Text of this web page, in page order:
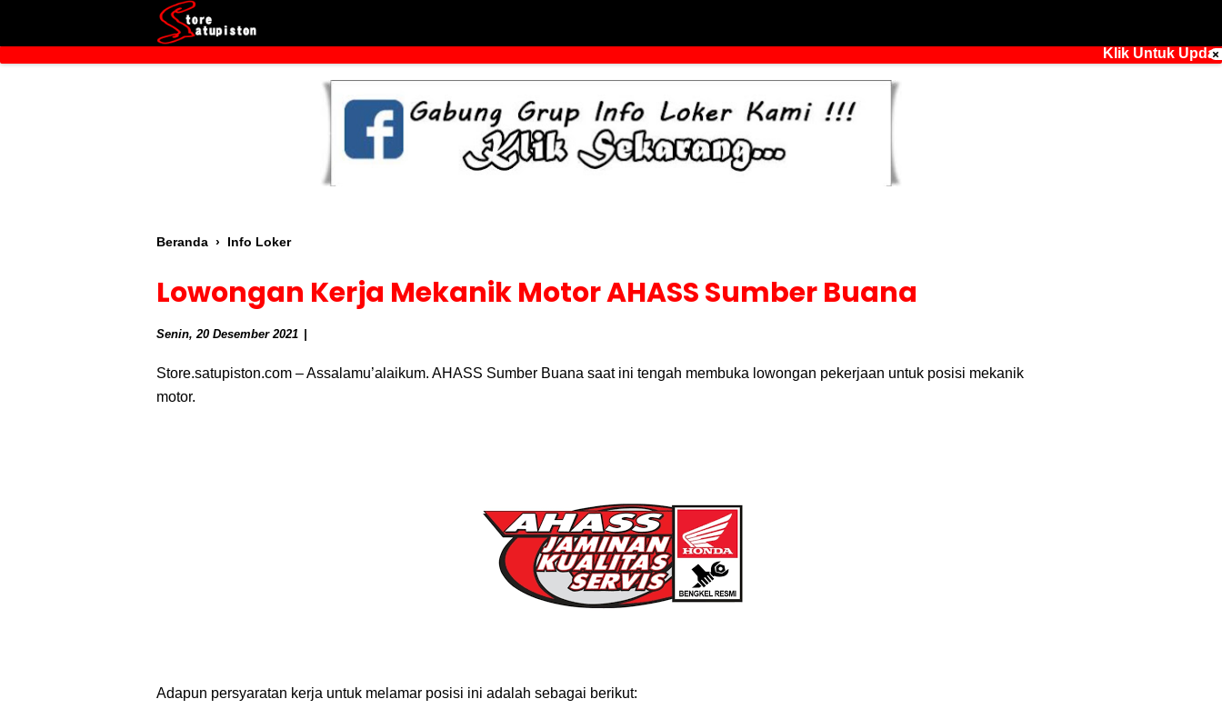
Beranda › Info Loker
Lowongan Kerja Mekanik Motor AHASS Sumber Buana
Senin, 20 Desember 2021
Store.satupiston.com – Assalamu’alaikum. AHASS Sumber Buana saat ini tengah membuka lowongan pekerjaan untuk posisi mekanik
motor.
Adapun persyaratan kerja untuk melamar posisi ini adalah sebagai berikut:
Klik Untuk Update